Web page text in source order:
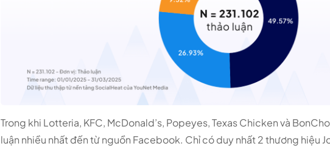
Trong khi Lotteria, KFC, McDonald’s, Popeyes, Texas Chicken và
luận nhiều nhất đến từ nguồn Facebook. Chỉ có duy nhất 2 thương hiệu